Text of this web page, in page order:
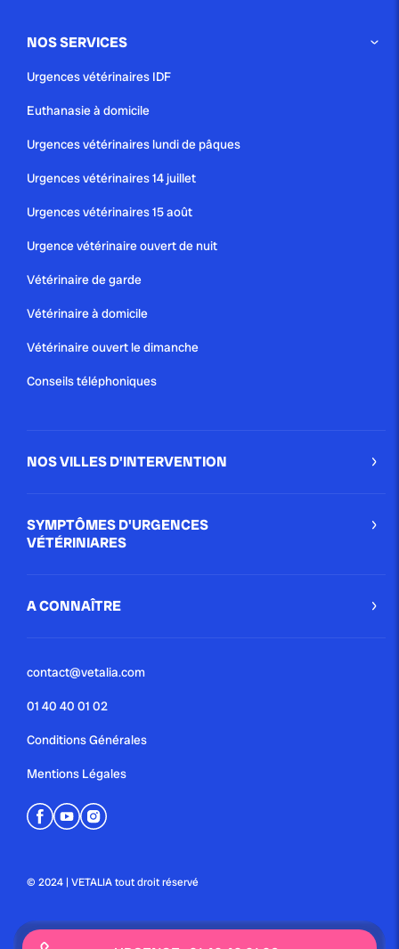
NOS SERVICES
Urgences vétérinaires IDF
Euthanasie à domicile
Urgences vétérinaires lundi de pâques
Urgences vétérinaires 14 juillet
Urgences vétérinaires 15 août
Urgence vétérinaire ouvert de nuit
Vétérinaire de garde
Vétérinaire à domicile
Vétérinaire ouvert le dimanche
Conseils téléphoniques
NOS VILLES D'INTERVENTION
SYMPTÔMES D'URGENCES
VÉTÉRINIARES
A CONNAÎTRE
contact@vetalia.com
01 40 40 01 02
Conditions Générales
Mentions Légales
© 2024 | VETALIA tout droit réservé